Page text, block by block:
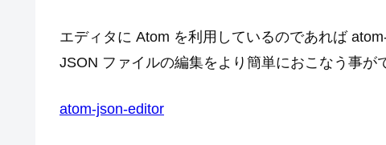
エディタに Atom を利用しているのであれば
JSON ファイルの編集をより簡単におこなう事が
atom-json-editor